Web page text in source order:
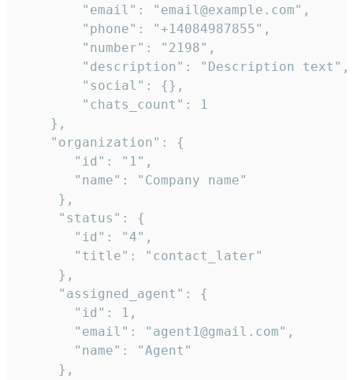
        "email": "email@example.com",
        "phone": "+14084987855",
        "number": "2198",
        "description": "Description text",
        "social": {},
        "chats_count": 1
    },
    "organization": {
       "id": "1",
       "name": "Company name"
     },
     "status": {
       "id": "4",
       "title": "contact_later"
     },
     "assigned_agent": {
       "id": 1,
       "email": "agent1@gmail.com",
       "name": "Agent"
     },